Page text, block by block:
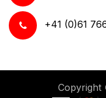
+41 (0)61
Copyright